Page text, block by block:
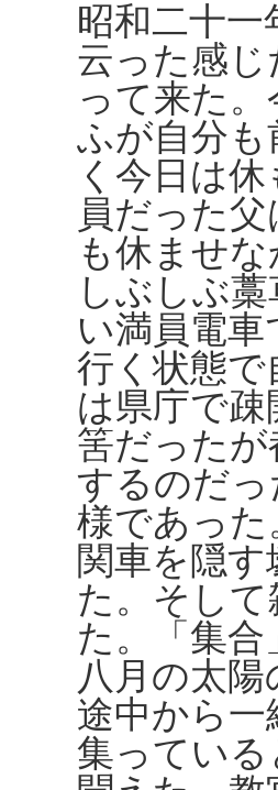
昭和二十
云った感
って来た
ふが自分も
く今日は
員だった
も休ませ
しぶしぶ
い満員電
行く状態
は県庁で
筈だった
するのだ
様であっ
関車を隠
た。そし
た。「集
八月の太
途中から
集ってい